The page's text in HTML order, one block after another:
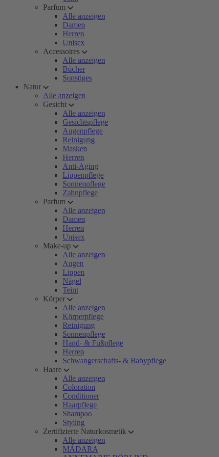
Parfum
Alle anzeigen
Damen
Herren
Unisex
Accessoires
Alle anzeigen
Bücher
Sonstiges
Natur
Alle anzeigen
Gesicht
Alle anzeigen
Gesichtspflege
Augenpflege
Reinigung
Masken
Herren
Anti-Aging
Lippenpflege
Sonnenpflege
Zahnpflege
Parfum
Alle anzeigen
Damen
Herren
Unisex
Make-up
Alle anzeigen
Augen
Lippen
Nägel
Teint
Körper
Alle anzeigen
Körperpflege
Reinigung
Sonnenpflege
Hand- & Fußpflege
Herren
Schwangerschafts- & Babypflege
Haare
Alle anzeigen
Coloration
Conditioner
Haarpflege
Shampoo
Styling
Zertifizierte Naturkosmetik
Alle anzeigen
MÁDARA